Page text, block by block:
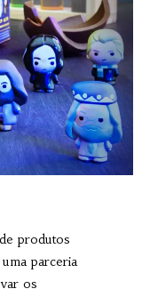
produtos
parceria
os